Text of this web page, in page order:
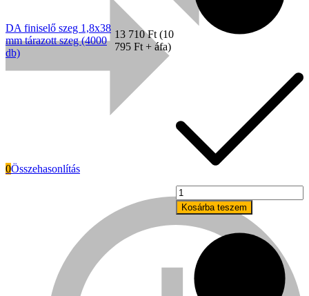
0Összehasonlítás
DA finiselő szeg 1,8x38
mm tárazott szeg (4000
db)
13 710Ft (10
795 Ft + áfa)
mennyiség
DA
finiselő
szeg
1,8x45
tárazott
szeg
(4000
Kosárba teszem